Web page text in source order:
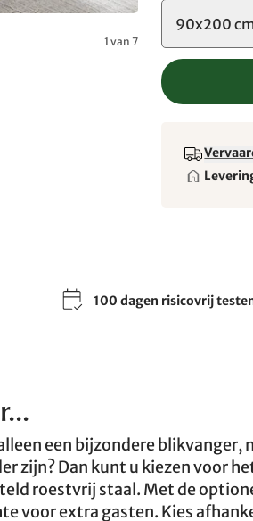
1 van 7
90x200
100 dagen risicovrij
een bijzondere blikvanger,
zijn? Dan kunt u kiezen voor
roestvrij staal. Met de
voor extra gasten. Kies